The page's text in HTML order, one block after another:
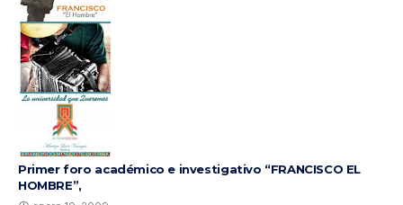
Primer foro académico e investigativo “FRANCISCO EL
HOMBRE”,